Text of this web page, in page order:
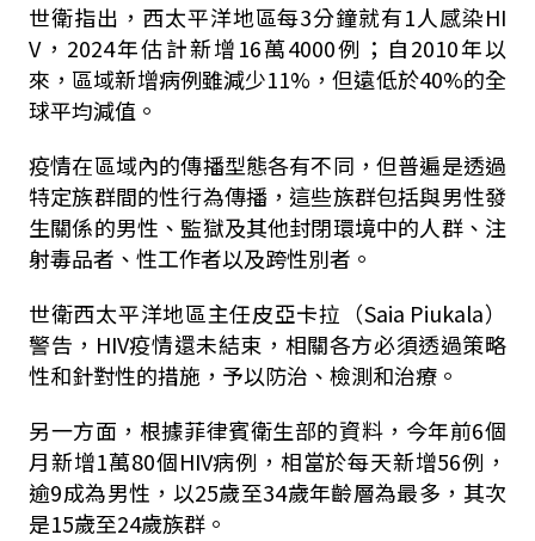
世衛指出，西太平洋地區每3分鐘就有1人感染HI
V，2024年估計新增16萬4000例；自2010年以
來，區域新增病例雖減少11%，但遠低於40%的全
球平均減值。
疫情在區域內的傳播型態各有不同，但普遍是透過
特定族群間的性行為傳播，這些族群包括與男性發
生關係的男性、監獄及其他封閉環境中的人群、注
射毒品者、性工作者以及跨性別者。
世衛西太平洋地區主任皮亞卡拉（Saia Piukala）
警告，HIV疫情還未結束，相關各方必須透過策略
性和針對性的措施，予以防治、檢測和治療。
另一方面，根據菲律賓衛生部的資料，今年前6個
月新增1萬80個HIV病例，相當於每天新增56例，
逾9成為男性，以25歲至34歲年齡層為最多，其次
是15歲至24歲族群。